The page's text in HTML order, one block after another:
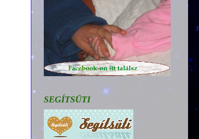
SEGÍTSÜTI